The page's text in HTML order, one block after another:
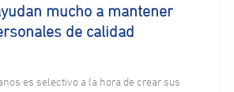
mucho a mantener
de calidad
es selectivo a la hora de crear sus